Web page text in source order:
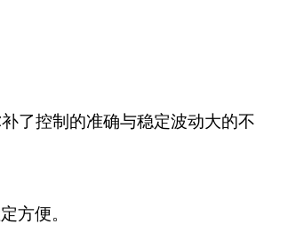
了控制的准确与稳定波动大的不
方便。